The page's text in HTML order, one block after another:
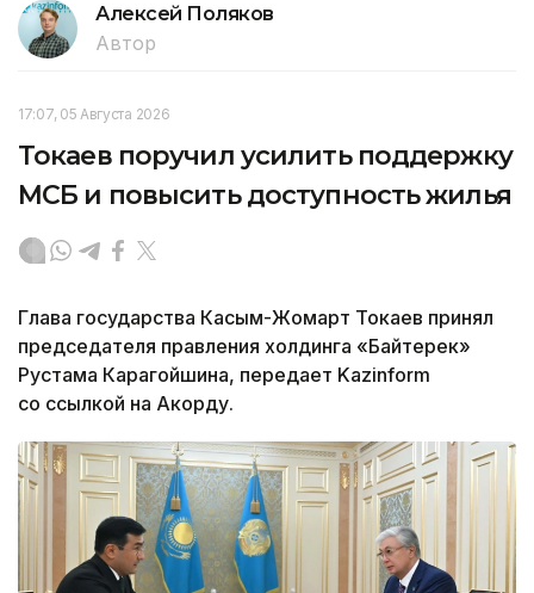
Алексей Поляков
Автор
17:07, 05 Августа 2026
Токаев поручил усилить поддержку
МСБ и повысить доступность жилья
Глава государства Касым-Жомарт Токаев принял
председателя правления холдинга «Байтерек»
Рустама Карагойшина, передает Kazinform
со ссылкой на Акорду.